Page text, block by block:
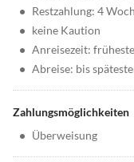
• Restzahlung: 4
• keine Kaution
• Anreisezeit:
• Abreise: bis
Zahlungsmöglichkeiten
• Überweisung